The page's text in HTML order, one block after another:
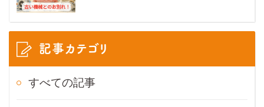
記事カテゴリ
すべての記事